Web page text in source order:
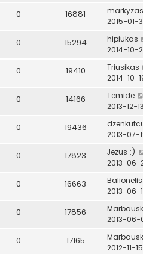
0 16881
2015-01-
0 15294
hipiukas
2014-10-
0 19410
Triusikas
2014-10-
0 14166
Temidė
2013-12-
0 19436
2013-07-
0 17823
Jezus :)
2013-06-
0 16663
Balionėlis
2013-06-
0 17856
2013-06-
0 17165
2012-11-